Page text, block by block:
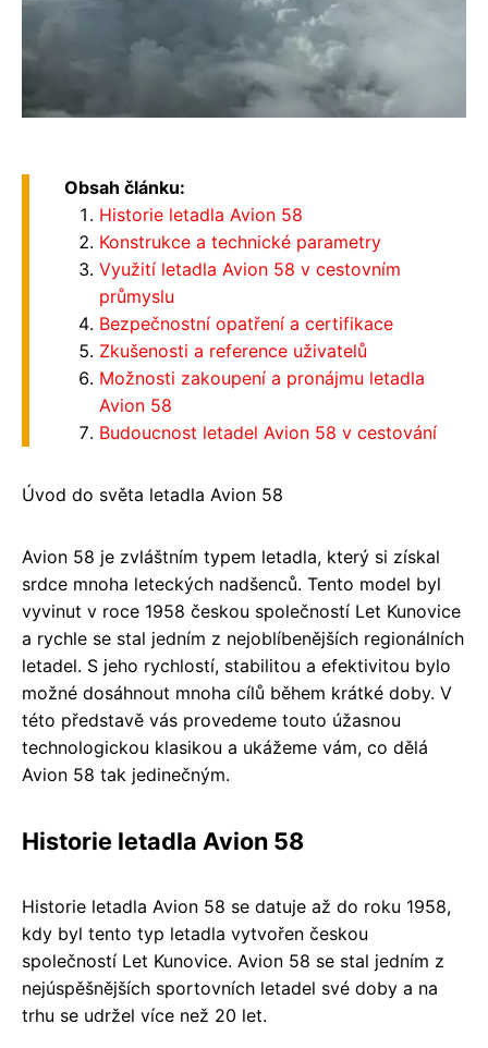
Obsah článku:
Historie letadla Avion 58
Konstrukce a technické parametry
Využití letadla Avion 58 v cestovním
průmyslu
Bezpečnostní opatření a certifikace
Zkušenosti a reference uživatelů
Možnosti zakoupení a pronájmu letadla
Avion 58
Budoucnost letadel Avion 58 v cestování
Úvod do světa letadla Avion 58
Avion 58 je zvláštním typem letadla, který si získal
srdce mnoha leteckých nadšenců. Tento model byl
vyvinut v roce 1958 českou společností Let Kunovice
a rychle se stal jedním z nejoblíbenějších regionálních
letadel. S jeho rychlostí, stabilitou a efektivitou bylo
možné dosáhnout mnoha cílů během krátké doby. V
této představě vás provedeme touto úžasnou
technologickou klasikou a ukážeme vám, co dělá
Avion 58 tak jedinečným.
Historie letadla Avion 58
Historie letadla Avion 58 se datuje až do roku 1958,
kdy byl tento typ letadla vytvořen českou
společností Let Kunovice. Avion 58 se stal jedním z
nejúspěšnějších sportovních letadel své doby a na
trhu se udržel více než 20 let.